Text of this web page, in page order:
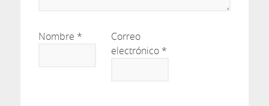
Nombre *
Correo
electrónico *